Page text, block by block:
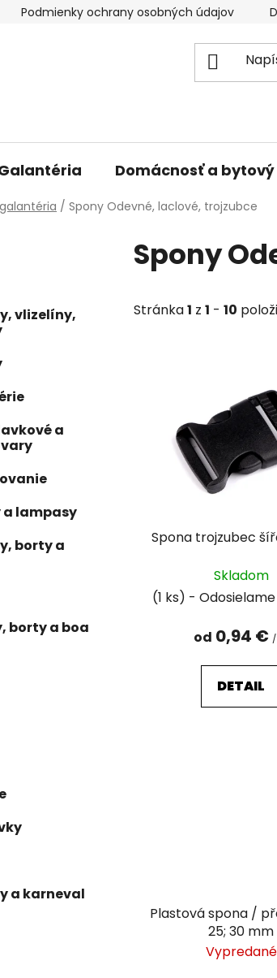
Podmienky ochrany osobných údajov
Domácnosť a
/ Spony Odevné, laclové, trojzubce
vlizelíny,
a
a lampasy
borty a
borty a boa
a karneval
Spony
Stránka1 z 1 - 10
Spona trojzubec
Skladom
(1 ks)
od 0,94 €
DETAIL
Plastová spona /
25; 30 mm
Vypredané